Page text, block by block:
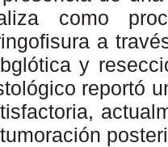
como
a
y
reportó